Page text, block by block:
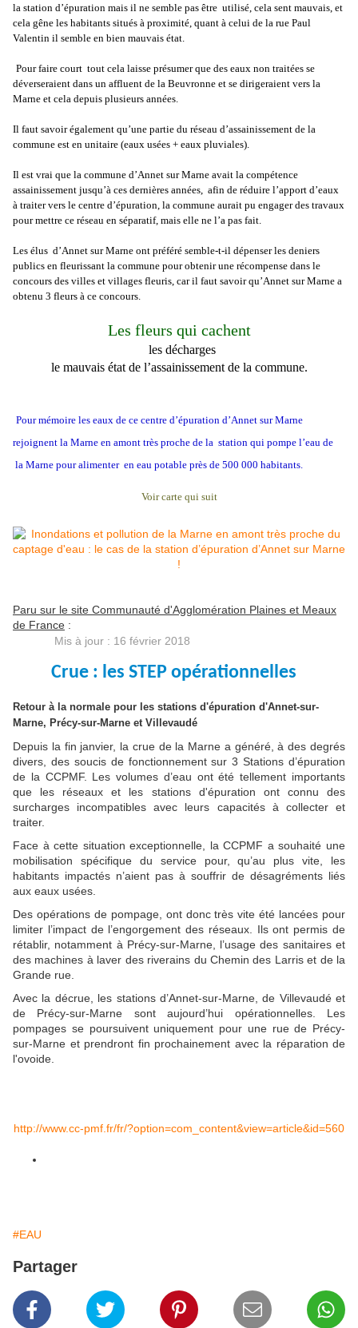
la station d’épuration mais il ne semble pas être utilisé, cela sent mauvais, et
cela gêne les habitants situés à proximité, quant à celui de la rue Paul
Valentin il semble en bien mauvais état.
Pour faire court tout cela laisse présumer que des eaux non traitées se
déverseraient dans un affluent de la Beuvronne et se dirigeraient vers la
Marne et cela depuis plusieurs années.
Il faut savoir également qu’une partie du réseau d’assainissement de la
commune est en unitaire (eaux usées + eaux pluviales).
Il est vrai que la commune d’Annet sur Marne avait la compétence
assainissement jusqu’à ces dernières années, afin de réduire l’apport d’eaux
à traiter vers le centre d’épuration, la commune aurait pu engager des travaux
pour mettre ce réseau en séparatif, mais elle ne l’a pas fait.
Les élus d’Annet sur Marne ont préféré semble-t-il dépenser les deniers
publics en fleurissant la commune pour obtenir une récompense dans le
concours des villes et villages fleuris, car il faut savoir qu’Annet sur Marne a
obtenu 3 fleurs à ce concours.
Les fleurs qui cachent
les décharges
le mauvais état de l’assainissement de la commune.
Pour mémoire les eaux de ce centre d’épuration d’Annet sur Marne
rejoignent la Marne en amont très proche de la station qui pompe l’eau de
la Marne pour alimenter en eau potable près de 500 000 habitants.
Voir carte qui suit
Paru sur le site Communauté d'Agglomération Plaines et Meaux
de France :
Mis à jour : 16 février 2018
Crue : les STEP opérationnelles
Retour à la normale pour les stations d'épuration d'Annet-sur-
Marne, Précy-sur-Marne et Villevaudé
Depuis la fin janvier, la crue de la Marne a généré, à des degrés
divers, des soucis de fonctionnement sur 3 Stations d’épuration
de la CCPMF. Les volumes d’eau ont été tellement importants
que les réseaux et les stations d'épuration ont connu des
surcharges incompatibles avec leurs capacités à collecter et
traiter.
Face à cette situation exceptionnelle, la CCPMF a souhaité une
mobilisation spécifique du service pour, qu’au plus vite, les
habitants impactés n’aient pas à souffrir de désagréments liés
aux eaux usées.
Des opérations de pompage, ont donc très vite été lancées pour
limiter l’impact de l’engorgement des réseaux. Ils ont permis de
rétablir, notamment à Précy-sur-Marne, l’usage des sanitaires et
des machines à laver des riverains du Chemin des Larris et de la
Grande rue.
Avec la décrue, les stations d’Annet-sur-Marne, de Villevaudé et
de Précy-sur-Marne sont aujourd’hui opérationnelles. Les
pompages se poursuivent uniquement pour une rue de Précy-
sur-Marne et prendront fin prochainement avec la réparation de
l'ovoide.
http://www.cc-pmf.fr/fr/?option=com_content&view=article&id=560
#EAU
Partager